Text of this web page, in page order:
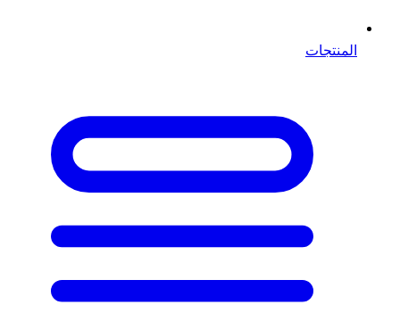
المنتجات